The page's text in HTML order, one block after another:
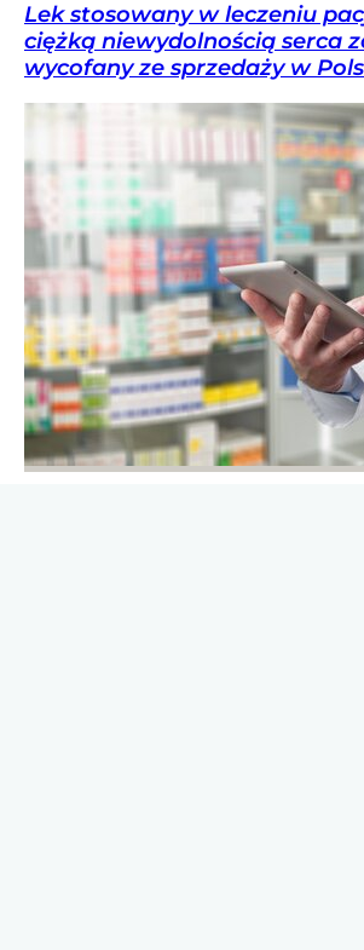
Lek stosowany w leczeniu
ciężką niewydolnością serca
wycofany ze sprzedaży w